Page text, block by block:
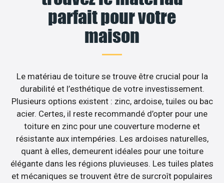
parfait pour votre
maison
Le matériau de toiture se trouve être crucial pour la
durabilité et l’esthétique de votre investissement.
Plusieurs options existent : zinc, ardoise, tuiles ou bac
acier. Certes, il reste recommandé d’opter pour une
toiture en zinc pour une couverture moderne et
résistante aux intempéries. Les ardoises naturelles,
quant à elles, demeurent idéales pour une toiture
élégante dans les régions pluvieuses. Les tuiles plates
et mécaniques se trouvent être de surcroît populaires